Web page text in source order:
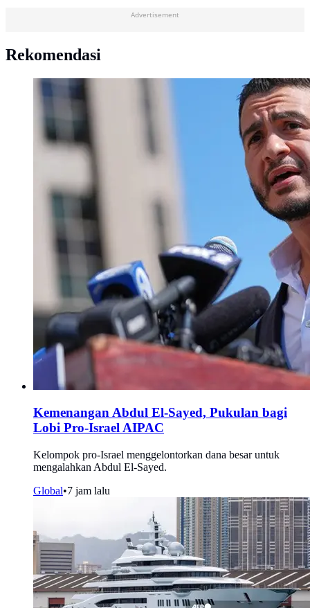
Advertisement
Rekomendasi
Kemenangan Abdul El-Sayed, Pukulan bagi
Lobi Pro-Israel AIPAC
Kelompok pro-Israel menggelontorkan dana besar untuk
mengalahkan Abdul El-Sayed.
Global•7 jam lalu